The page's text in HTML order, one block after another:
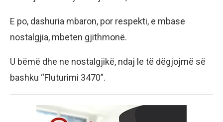
E po, dashuria mbaron, por respekti, e mbase
nostalgjia, mbeten gjithmonë.
U bëmë dhe ne nostalgjikë, ndaj le të dëgjojmë së
bashku “Fluturimi 3470”.